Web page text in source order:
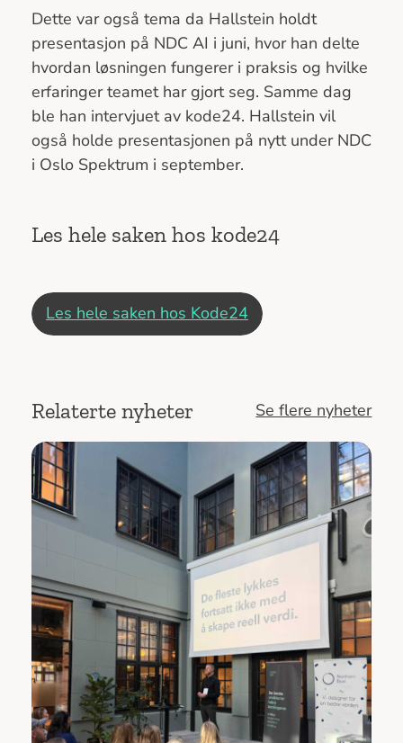
Dette var også tema da Hallstein holdt
presentasjon på NDC AI i juni, hvor han delte
hvordan løsningen fungerer i praksis og hvilke
erfaringer teamet har gjort seg. Samme dag
ble han intervjuet av kode24. Hallstein vil
også holde presentasjonen på nytt under NDC
i Oslo Spektrum i september.
Les hele saken hos kode24
Les hele saken hos Kode24
Relaterte nyheter Se flere nyheter